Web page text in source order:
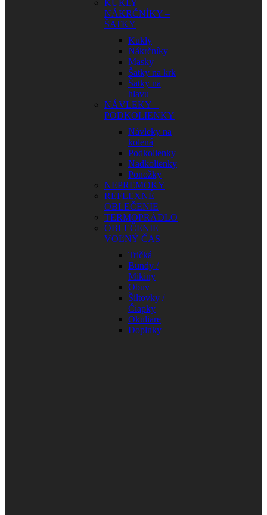
KUKLY –
NÁKRČNÍKY –
ŠATKY
Kukly
Nákrčníky
Masky
Šatky na krk
Šatky na
hlavu
NÁVLEKY –
PODKOLIENKY
Návleky na
kolená
Podkolienky
Nadkolienky
Ponožky
NEPREMOKY
REFLEXNÉ
OBLEČENIE
TERMOPRÁDLO
OBLEČENIE
VOĽNÝ ČAS
Tričká
Bundy /
Mikiny
Obuv
Šiltovky /
Čiapky
Okuliare
Doplnky